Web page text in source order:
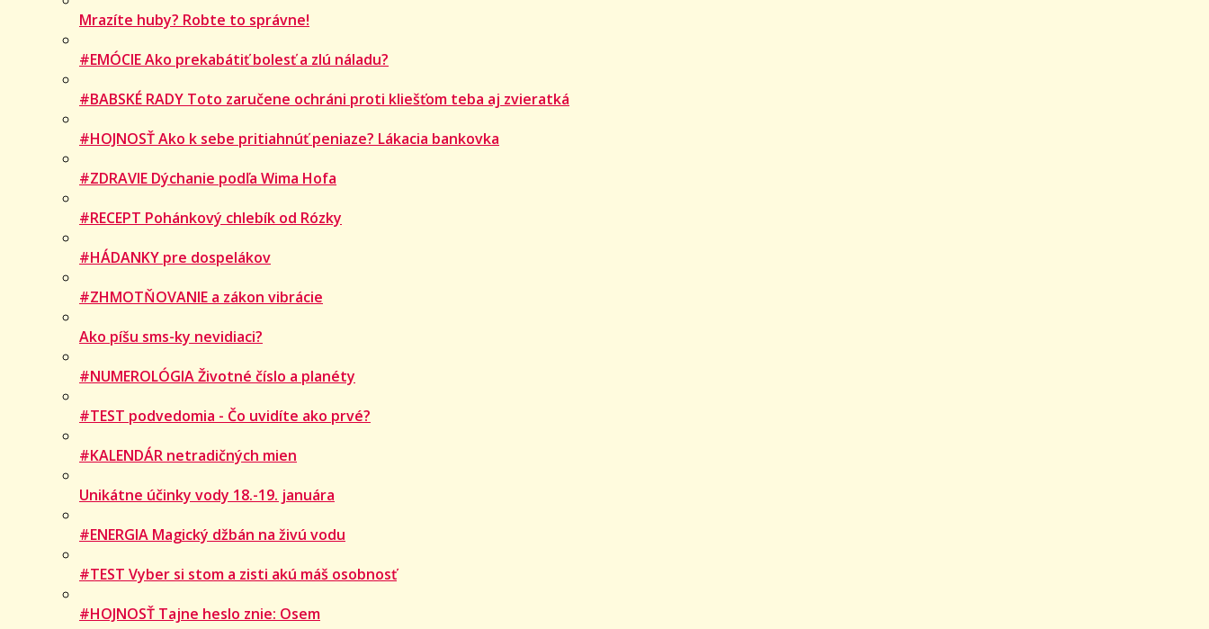
Mrazíte huby? Robte to správne!
#EMÓCIE Ako prekabátiť bolesť a zlú náladu?
#BABSKÉ RADY Toto zaručene ochráni proti kliešťom teba aj zvieratká
#HOJNOSŤ Ako k sebe pritiahnúť peniaze? Lákacia bankovka
#ZDRAVIE Dýchanie podľa Wima Hofa
#RECEPT Pohánkový chlebík od Rózky
#HÁDANKY pre dospelákov
#ZHMOTŇOVANIE a zákon vibrácie
Ako píšu sms-ky nevidiaci?
#NUMEROLÓGIA Životné číslo a planéty
#TEST podvedomia - Čo uvidíte ako prvé?
#KALENDÁR netradičných mien
Unikátne účinky vody 18.-19. januára
#ENERGIA Magický džbán na živú vodu
#TEST Vyber si stom a zisti akú máš osobnosť
#HOJNOSŤ Tajne heslo znie: Osem